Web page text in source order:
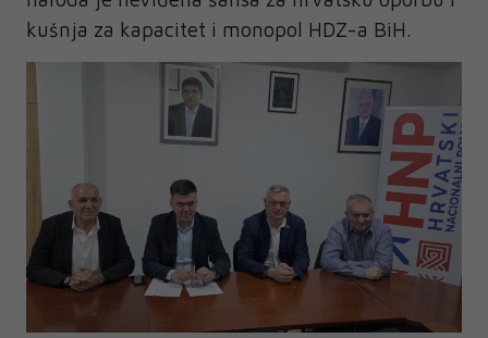
kušnja za kapacitet i monopol HDZ-a BiH.